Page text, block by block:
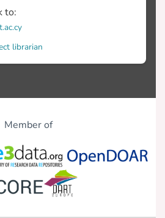
to:
librarian
Member of